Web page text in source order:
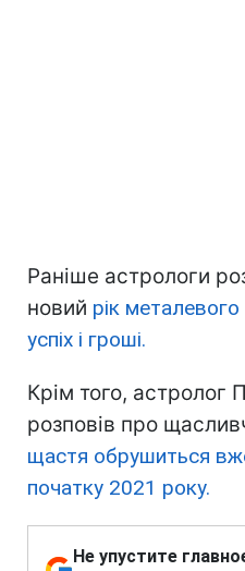
Раніше астрологи
новий рік
успіх і гроші.
Крім того, астролог
розповів про
щастя обрушиться
початку 2021 року.
Не упустите